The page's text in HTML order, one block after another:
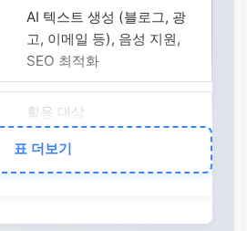
AI 텍스트 생성 (블로그, 광
고, 이메일 등), 음성 지원,
SEO 최적화
활용 대상
마케터, 블로거, 작가, 학생,
소상공인, 기업 등 다양한
표 더보기